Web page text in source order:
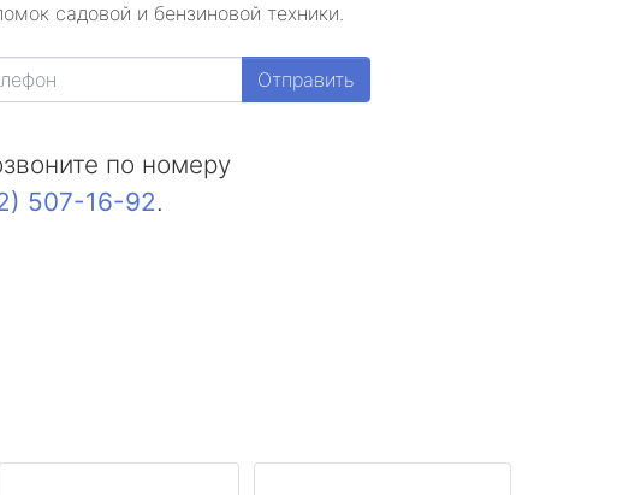
садовой и бензиновой техники.
Отправить
по номеру
507-16-92.